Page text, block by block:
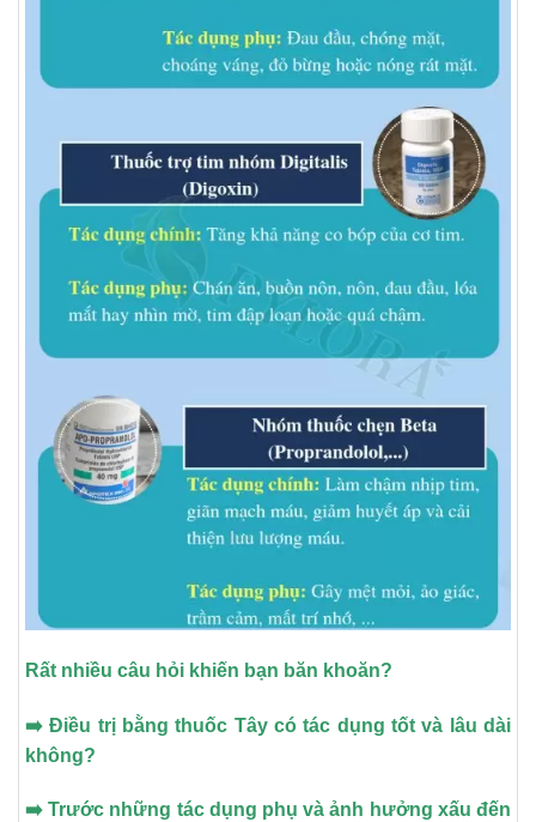
Rất nhiều câu hỏi khiến bạn băn khoăn?
➡️ Điều trị bằng thuốc Tây có tác dụng tốt và lâu dài
không?
➡️ Trước những tác dụng phụ và ảnh hưởng xấu đến